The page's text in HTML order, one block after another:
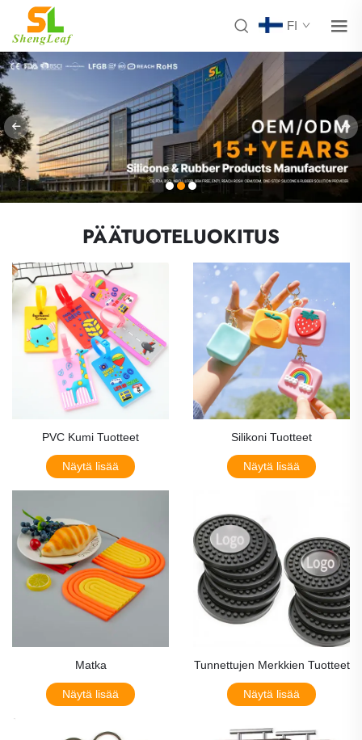
FI
PÄÄTUOTELUOKITUS
PVC Kumi Tuotteet
Näytä lisää
Silikoni Tuotteet
Näytä lisää
Matka
Näytä lisää
Tunnettujen Merkkien Tuotteet
Näytä lisää